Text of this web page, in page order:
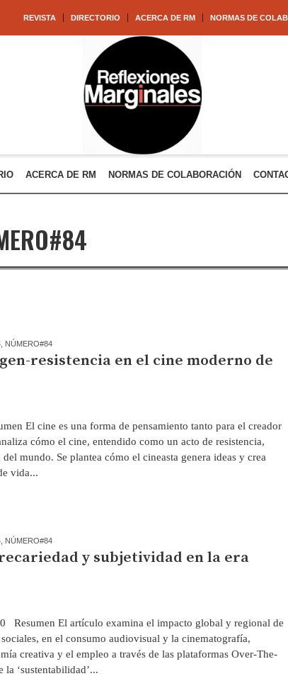
REVISTA DIRECTORIO ACERCA DE RM NORMAS DE
ACERCA DE RM NORMAS DE COLABORACIÓN
NÚMERO#84
resistencia en el cine moderno de
El cine es una forma de pensamiento tanto para el creador
cómo el cine, entendido como un acto de resistencia,
mundo. Se plantea cómo el cineasta genera ideas y crea
vida...
NÚMERO#84
y subjetividad en la era
Resumen El artículo examina el impacto global y regional de
en el consumo audiovisual y la cinematografía,
creativa y el empleo a través de las plataformas Over-The-
‘sustentabilidad’...